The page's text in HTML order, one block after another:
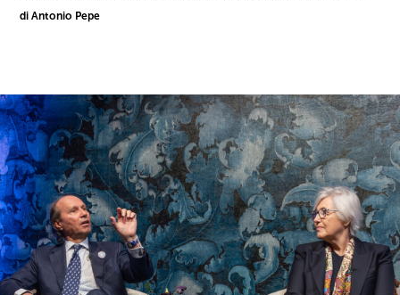
di Antonio Pepe